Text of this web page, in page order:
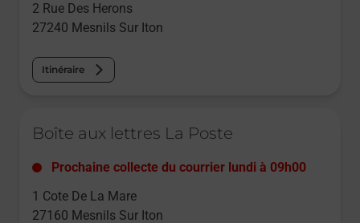
2 Rue Des Herons
27240 Mesnils Sur Iton
Itinéraire
Boîte aux lettres La Poste
Prochaine collecte du courrier lundi à 09h00
1 Cote De La Mare
27160 Mesnils Sur Iton